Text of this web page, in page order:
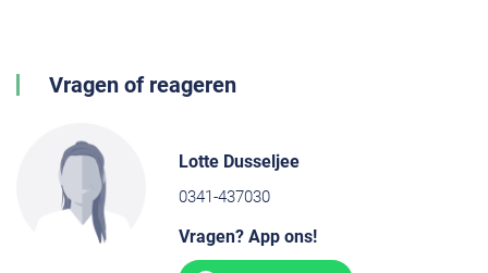
Vragen of reageren
Lotte Dusseljee
0341-437030
Vragen? App ons!